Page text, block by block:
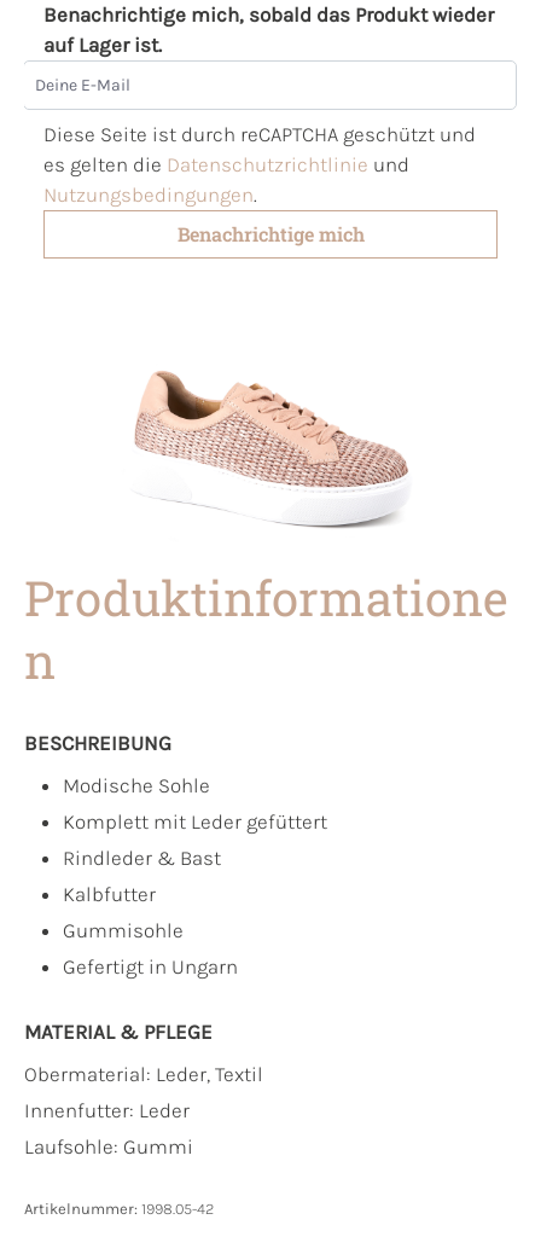
Benachrichtige mich, sobald das Produkt wieder
auf Lager ist.
Deine E-Mail
Diese Seite ist durch reCAPTCHA geschützt und
es gelten die Datenschutzrichtlinie und
Nutzungsbedingungen.
Benachrichtige mich
Produktinformatione
n
BESCHREIBUNG
Modische Sohle
Komplett mit Leder gefüttert
Rindleder & Bast
Kalbfutter
Gummisohle
Gefertigt in Ungarn
MATERIAL & PFLEGE
Obermaterial: Leder, Textil
Innenfutter: Leder
Laufsohle: Gummi
Artikelnummer: 1998.05-42